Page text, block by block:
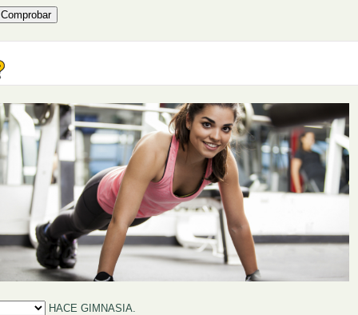
huecos (1):
HACE GIMNASIA.